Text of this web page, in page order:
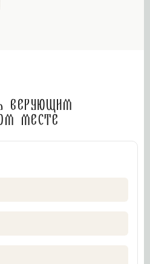
верующим
месте